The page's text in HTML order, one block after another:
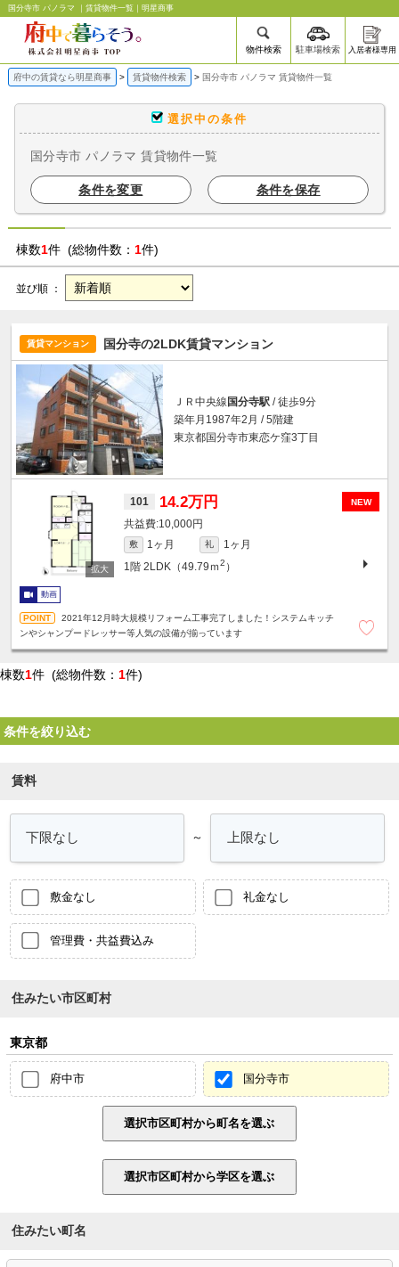
国分寺市 パノラマ ｜賃貸物件一覧｜明星商事
物件検索 駐車場検索 入居者様専用
府中の賃貸なら明星商事 賃貸物件検索 国分寺市 パノラマ 賃貸物件一覧
選択中の条件
国分寺市 パノラマ 賃貸物件一覧
条件を変更 条件を保存
棟数1件 (総物件数： 1件)
並び順 ：
賃貸マンション 国分寺の2LDK賃貸マンション
ＪＲ中央線 国分寺駅 / 徒歩9分
築年月1987年2月 / 5階建
東京都国分寺市東恋ケ窪3丁目
NEW
101 14.2万円
10,000円
敷 1ヶ月 礼
1ヶ月
1階 2LDK（49.79ｍ2 ）
動画
2021年12月時大規模リフォーム工事完了しました！システムキッチ
ンやシャンプードレッサー等人気の設備が揃っています
棟数1件 (総物件数： 1件)
条件を絞り込む
賃料
～
敷金なし 礼金なし
管理費・共益費込み
住みたい市区町村
東京都
府中市 国分寺市
住みたい町名